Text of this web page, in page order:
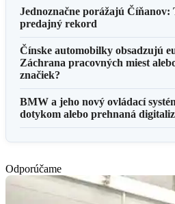
Jednoznačne porážajú Číňanov:
predajný rekord
Čínske automobilky obsadzujú
Záchrana pracovných miest
značiek?
BMW a jeho nový ovládací
dotykom alebo prehnaná
Odporúčame